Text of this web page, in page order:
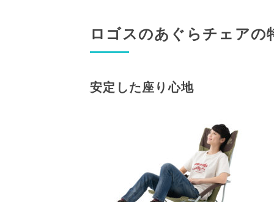
ロゴスのあぐらチェアの
安定した座り心地